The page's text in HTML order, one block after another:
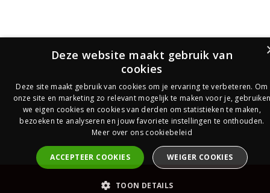
PrijsOfferte
Deze website maakt gebruik van
cookies
Deze site maakt gebruik van cookies om je ervaring te verbeteren. Om
onze site en marketing zo relevant mogelijk te maken voor je,
we eigen cookies en cookies van derden om statistieken te maken,
bezoeken te analyseren en jouw favoriete instellingen te onthouden.
Meer over ons cookiebeleid
ACCEPTEER COOKIES WEIGER COOKIES
TOON DETAILS